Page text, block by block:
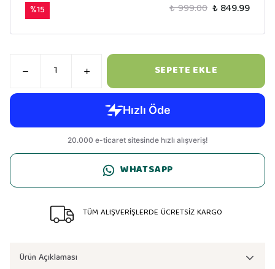
%15 ₺ 999.00 ₺ 849.99
SEPETE EKLE
WHATSAPP
TÜM ALIŞVERİŞLERDE ÜCRETSİZ KARGO
Ürün Açıklaması